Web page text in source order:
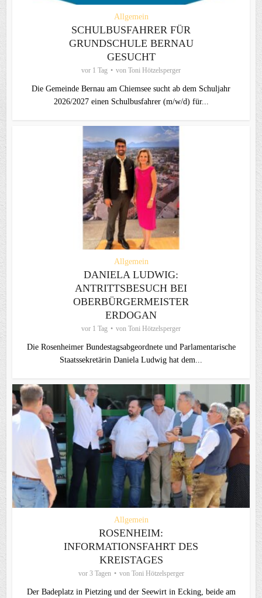
Allgemein
SCHULBUSFAHRER FÜR
GRUNDSCHULE BERNAU
GESUCHT
vor 1 Tag von Toni Hötzelsperger
Die Gemeinde Bernau am Chiemsee sucht ab dem Schuljahr
2026/2027 einen Schulbusfahrer (m/w/d) für...
Allgemein
DANIELA LUDWIG:
ANTRITTSBESUCH BEI
OBERBÜRGERMEISTER
ERDOGAN
vor 1 Tag von Toni Hötzelsperger
Die Rosenheimer Bundestagsabgeordnete und Parlamentarische
Staatssekretärin Daniela Ludwig hat dem...
Allgemein
ROSENHEIM:
INFORMATIONSFAHRT DES
KREISTAGES
vor 3 Tagen von Toni Hötzelsperger
Der Badeplatz in Pietzing und der Seewirt in Ecking, beide am